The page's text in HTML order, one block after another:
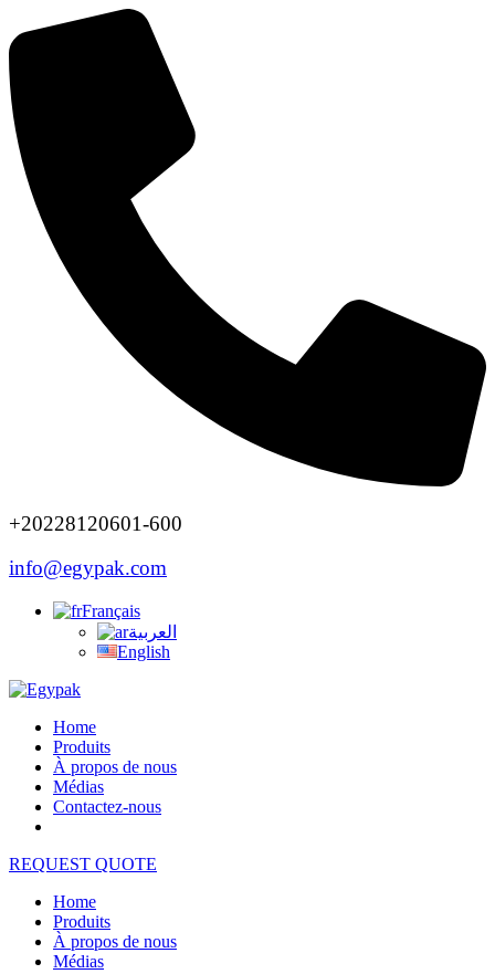
+20228120601-600
info@egypak.com
Français
العربية
English
Home
Produits
À propos de nous
Médias
Contactez-nous
REQUEST QUOTE
Home
Produits
À propos de nous
Médias